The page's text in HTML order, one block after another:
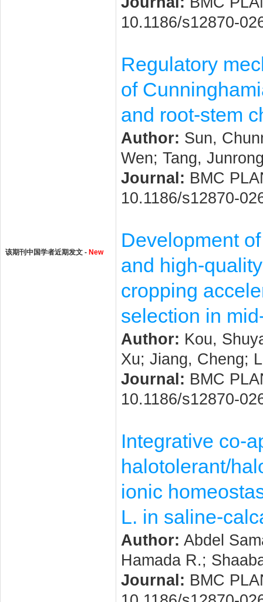
该期刊中国学者近期发文 - New
10.1186/s12870-
Regulatory
of
and root-stem
Author: Sun,
Wen; Tang,
Journal: BMC
10.1186/s12870-
Development
and high-
cropping
selection in
Author: Kou,
Xu; Jiang, Cheng;
Journal: BMC
10.1186/s12870-
Integrative co-
halotolerant/
ionic
L. in saline-
Author: Abdel
Hamada R.;
Journal: BMC